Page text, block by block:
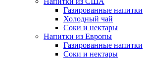
Газированные напитки
Холодный чай
Соки и нектары
Напитки из Европы
Газированные напитки
Соки и нектары